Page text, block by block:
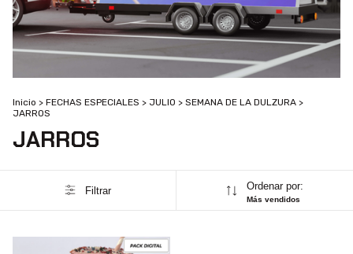
Inicio > FECHAS ESPECIALES > JULIO > SEMANA DE LA DULZURA >
JARROS
JARROS
Filtrar Ordenar por:
Más vendidos